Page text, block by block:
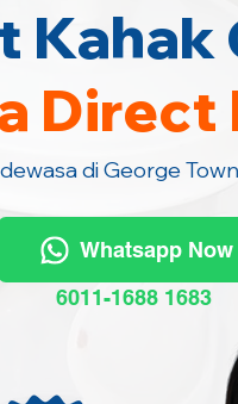
Kahak
Direct
di George
Whatsapp Now
6011-1688 1683